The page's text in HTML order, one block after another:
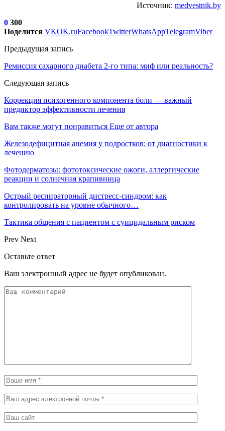
Источник: medvestnik.by
0 300
Поделится VKOK.ruFacebookTwitterWhatsAppTelegramViber
Предыдущая запись
Ремиссия сахарного диабета 2-го типа: миф или реальность?
Следующая запись
Коррекция психогенного компонента боли — важный
предиктор эффективности лечения
Вам также могут понравиться Еще от автора
Железодефицитная анемия у подростков: от диагностики к
лечению
Фотодерматозы: фототоксические ожоги, аллергические
реакции и солнечная крапивница
Острый респираторный дистресс-синдром: как
контролировать на уровне обычного…
Тактика общения с пациентом с суицидальным риском
Prev Next
Оставьте ответ
Ваш электронный адрес не будет опубликован.